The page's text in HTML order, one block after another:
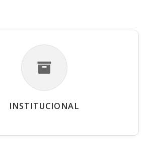
INSTITUCIONAL